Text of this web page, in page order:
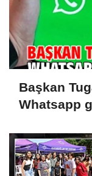
Başkan
Whatsapp